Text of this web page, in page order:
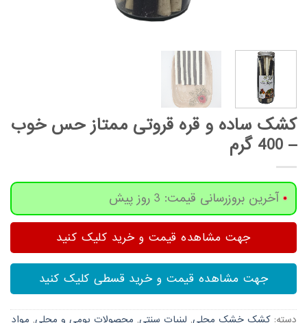
کشک ساده و قره قروتی ممتاز حس خوب
– 400 گرم
آخرین بروزرسانی قیمت: 3 روز پیش
جهت مشاهده قیمت و خرید کلیک کنید
جهت مشاهده قیمت و خرید قسطی کلیک کنید
دسته: کشک خشک محلی, لبنیات سنتی, محصولات بومی و محلی, مواد